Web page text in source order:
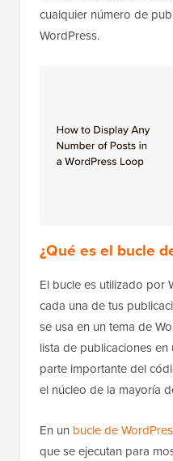
cualquier número de
WordPress.
¿Qué es el bucle
El bucle es utilizado por
cada una de tus
se usa en un tema de
lista de publicaciones
parte importante del
el núcleo de la mayoría
En un bucle de
que se ejecutan para